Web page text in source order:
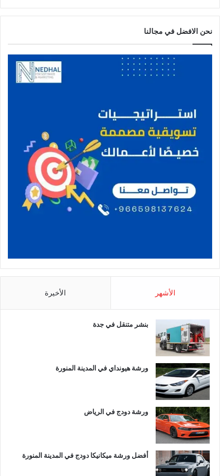
نحن الافضل في مجالنا
الأشهر الأخيرة
بنشر متنقل في جدة
ورشة هيونداي في المدينة المنورة
ورشة دودج في الرياض
أفضل ورشة ميكانيكا دودج في المدينة المنورة